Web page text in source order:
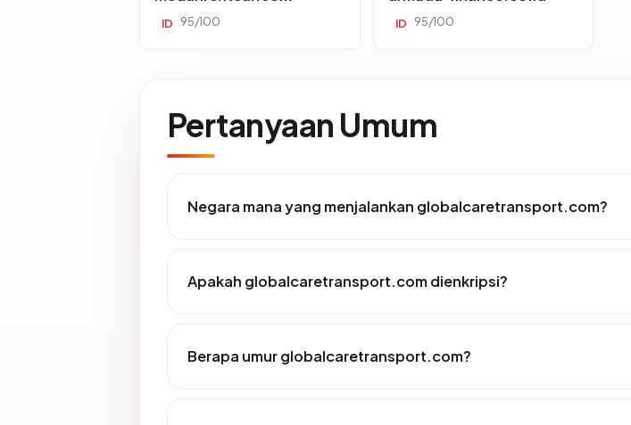
ID 95/100 ID 95/100
Pertanyaan Umum
Negara mana yang menjalankan globalcaretransport.com?
Apakah globalcaretransport.com dienkripsi?
Berapa umur globalcaretransport.com?